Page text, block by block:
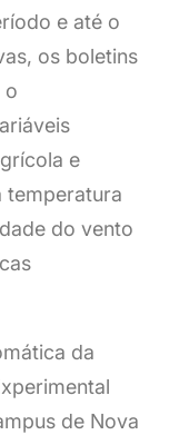
e até o
os boletins
o
e
temperatura
do vento
da
de Nova